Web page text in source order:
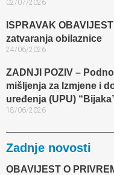
02/07/2026
ISPRAVAK
zatvaranja obilaznice​
24/06/2026
ZADNJI POZIV –
mišljenja za Izmjene i
uređenja (UPU)
18/06/2026
Zadnje novosti
OBAVIJEST O